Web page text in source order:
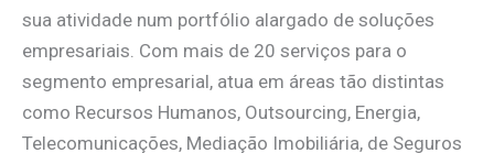
sua atividade num portfólio alargado de soluções
empresariais. Com mais de 20 serviços para o
segmento empresarial, atua em áreas tão distintas
como Recursos Humanos, Outsourcing, Energia,
Telecomunicações, Mediação Imobiliária, de Seguros